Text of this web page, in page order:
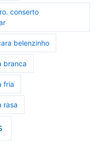
conserto
belenzinho
branca
fria
rasa